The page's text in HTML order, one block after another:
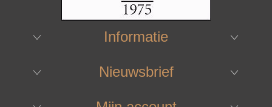
Informatie
Nieuwsbrief